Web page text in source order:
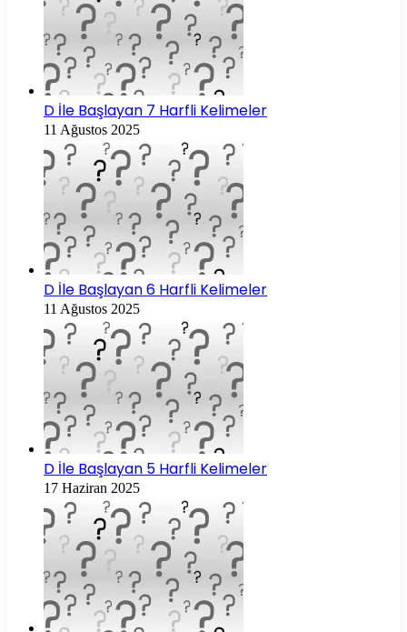
D İle Başlayan 7 Harfli Kelimeler
11 Ağustos 2025
D İle Başlayan 6 Harfli Kelimeler
11 Ağustos 2025
D İle Başlayan 5 Harfli Kelimeler
17 Haziran 2025